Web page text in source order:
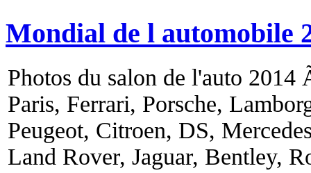
Mondial de l automobile
Photos du salon de l'auto 2014
Paris, Ferrari, Porsche,
Peugeot, Citroen, DS,
Land Rover, Jaguar, Bentley,